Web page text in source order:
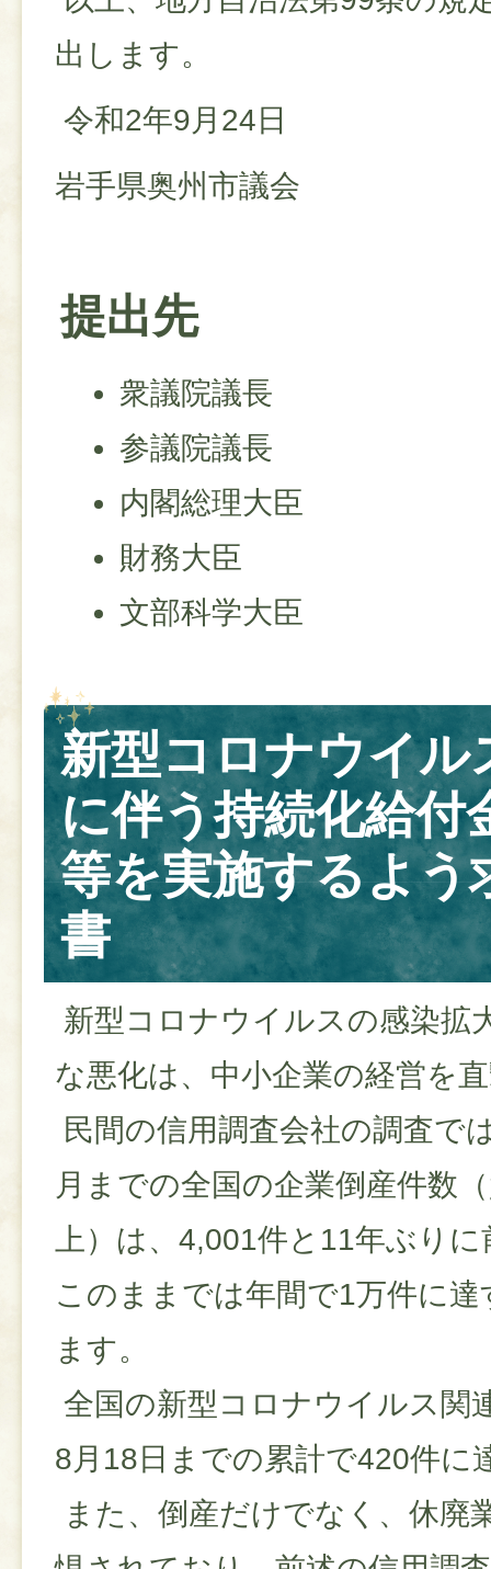
出します。
令和2年9月24日
岩手県奥州市議会
提出先
衆議院議長
参議院議長
内閣総理大臣
財務大臣
文部科学大臣
新型コロナウイル
に伴う持続化給付
等を実施するよう
書
新型コロナウイルスの感染拡
な悪化は、中小企業の経営を
民間の信用調査会社の調査で
月までの全国の企業倒産件数
上）は、4,001件と11年ぶり
このままでは年間で1万件に
ます。
全国の新型コロナウイルス関
8月18日までの累計で420件に
また、倒産だけでなく、休廃